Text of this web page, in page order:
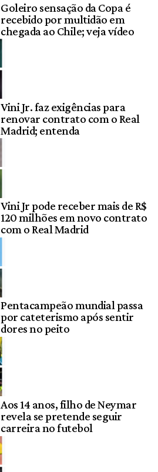
Goleiro sensação da Copa é
recebido por multidão em
chegada ao Chile; veja vídeo
Vini Jr. faz exigências para
renovar contrato com o Real
Madrid; entenda
Vini Jr pode receber mais de R$
120 milhões em novo contrato
com o Real Madrid
Pentacampeão mundial passa
por cateterismo após sentir
dores no peito
Aos 14 anos, filho de Neymar
revela se pretende seguir
carreira no futebol